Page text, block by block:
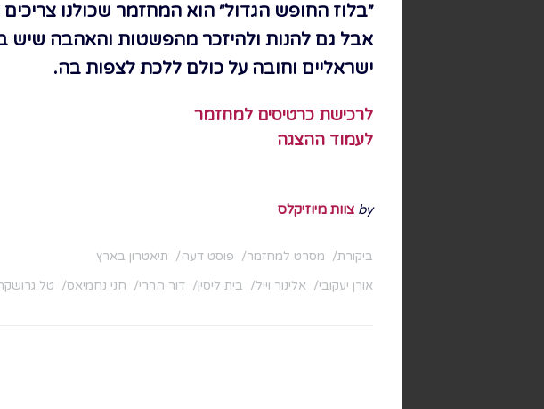
״בלוז החופש הגדול״ הוא המחזמר שכולנו
אבל גם להנות ולהיזכר מהפשטות והאהבה
ישראליים וחובה על כולם ללכת לצפות בה.
לרכישת כרטיסים למחזמר
לעמוד ההצגה
by צוות מיוזיקלס
ביקורת מסרט למחזמר פוסט דעה
תיאטרון בארץ
אורן יעקובי
אלינור וייל בית ליסין דור הררי חני נחמיאס טל